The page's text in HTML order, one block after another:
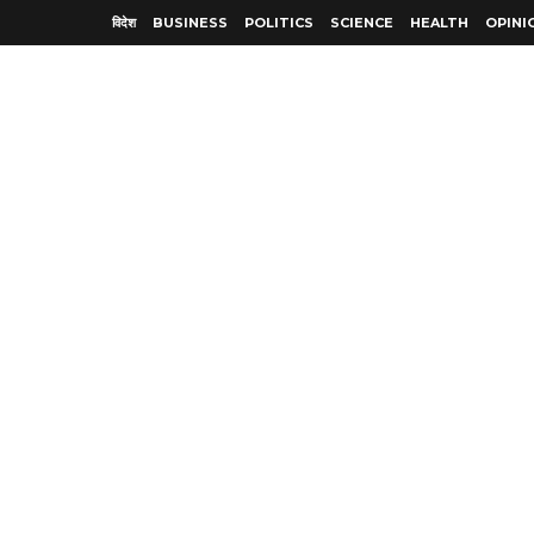
विदेश BUSINESS POLITICS SCIENCE HEALTH